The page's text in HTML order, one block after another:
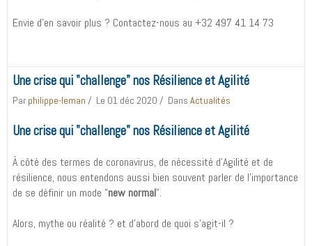
Envie d’en savoir plus ? Contactez-nous au +32 497 41 14 73
Une crise qui "challenge" nos Résilience et Agilité
Par philippe-leman Le 01 déc 2020 Dans Actualités
Une crise qui "challenge" nos Résilience et Agilité
À côté des termes de coronavirus, de nécessité d'Agilité et de
résilience, nous entendons aussi bien souvent parler de l'importance
de se définir un mode "new normal".
Alors, mythe ou réalité ? et d'abord de quoi s'agit-il ?